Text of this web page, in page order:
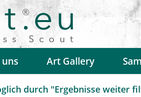
Art Gallery
durch "Ergebnisse weiter